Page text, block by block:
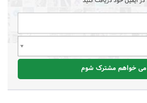
می خواهم مشترک شوم